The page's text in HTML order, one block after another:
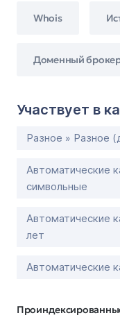
Whois
Доменный
Участвует в
Разное » Разное
Автоматические
символьные
Автоматические
лет
Автоматические